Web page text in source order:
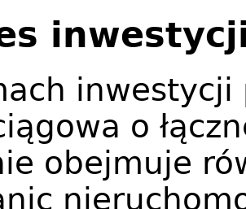
inwestycji
o
obejmuje